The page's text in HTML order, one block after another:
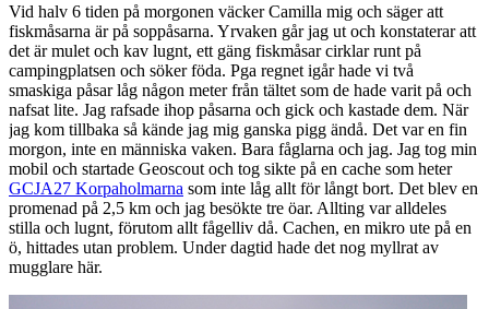
Vid halv 6 tiden på morgonen väcker Camilla mig och säger att
fiskmåsarna är på soppåsarna. Yrvaken går jag ut och konstaterar att
det är mulet och kav lugnt, ett gäng fiskmåsar cirklar runt på
campingplatsen och söker föda. Pga regnet igår hade vi två
smaskiga påsar låg någon meter från tältet som de hade varit på och
nafsat lite. Jag rafsade ihop påsarna och gick och kastade dem. När
jag kom tillbaka så kände jag mig ganska pigg ändå. Det var en fin
morgon, inte en människa vaken. Bara fåglarna och jag. Jag tog min
mobil och startade Geoscout och tog sikte på en cache som heter
GCJA27 Korpaholmarna som inte låg allt för långt bort. Det blev en
promenad på 2,5 km och jag besökte tre öar. Allting var alldeles
stilla och lugnt, förutom allt fågelliv då. Cachen, en mikro ute på en
ö, hittades utan problem. Under dagtid hade det nog myllrat av
mugglare här.